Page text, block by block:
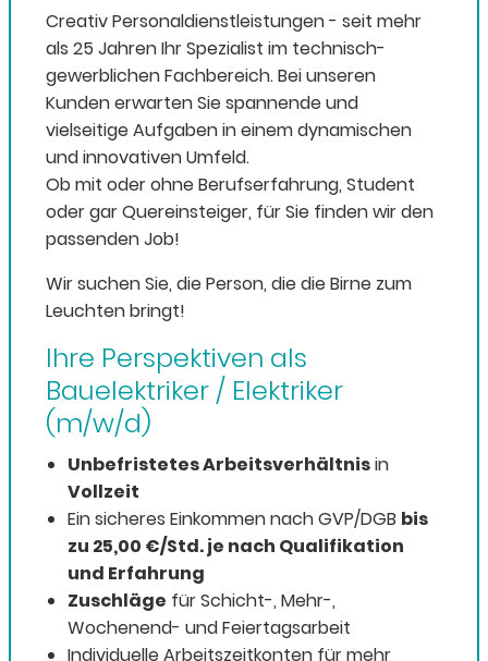
Creativ Personaldienstleistungen - seit mehr
als 25 Jahren Ihr Spezialist im technisch-
gewerblichen Fachbereich. Bei unseren
Kunden erwarten Sie spannende und
vielseitige Aufgaben in einem dynamischen
und innovativen Umfeld.
Ob mit oder ohne Berufserfahrung, Student
oder gar Quereinsteiger, für Sie finden wir den
passenden Job!
Wir suchen Sie, die Person, die die Birne zum
Leuchten bringt!
Ihre Perspektiven als
Bauelektriker / Elektriker
(m/w/d)
Unbefristetes Arbeitsverhältnisin
Vollzeit
Ein sicheres Einkommen nach GVP/DGB bis
zu 25,00 €/Std.je nach Qualifikation
und Erfahrung
Zuschläge für Schicht-, Mehr-,
Wochenend- und Feiertagsarbeit
Individuelle Arbeitszeitkonten für mehr